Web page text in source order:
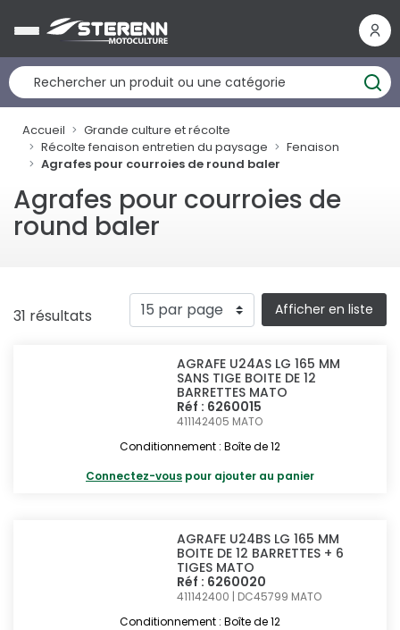
Accueil
Grande culture et récolte
Récolte fenaison entretien du paysage
Fenaison
Agrafes pour courroies de round baler
Agrafes pour courroies de
round baler
31 résultats Afficher en liste
AGRAFE U24AS LG 165 MM
SANS TIGE BOITE DE 12
BARRETTES MATO
Réf : 6260015
411142405 MATO
Conditionnement : Boîte de 12
Connectez-vous pour ajouter au panier
AGRAFE U24BS LG 165 MM
BOITE DE 12 BARRETTES + 6
TIGES MATO
Réf : 6260020
411142400 | DC45799 MATO
Conditionnement : Boîte de 12